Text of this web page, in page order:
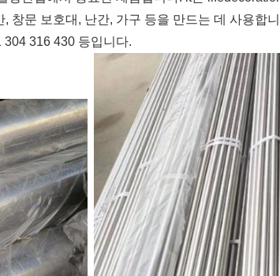
창문 보호대, 난간, 가구 등을 만드는 데 사용합
316 430 등입니다.